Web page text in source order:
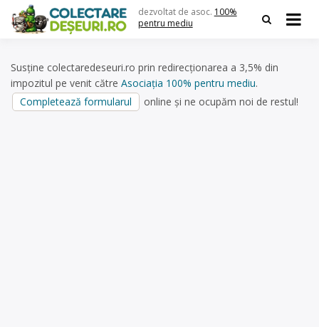
content
dezvoltat de asoc. 100%
pentru mediu
Susține colectaredeseuri.ro prin redirecționarea a 3,5% din
impozitul pe venit către Asociația 100% pentru mediu.
Completează formularul
online și ne ocupăm noi de restul!